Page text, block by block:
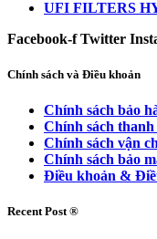
UFI FILTERS
Facebook-f Twitter
Chính sách và Điều khoản
Chính sách bảo
Chính sách thanh
Chính sách vận
Chính sách bảo
Điều khoản &
Recent Post ®